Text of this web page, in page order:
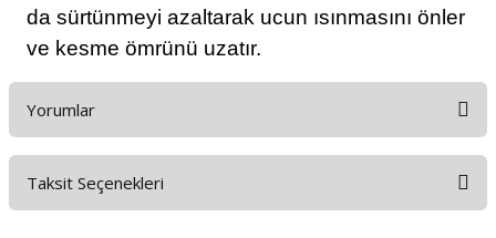
da sürtünmeyi azaltarak ucun ısınmasını önler
ve kesme ömrünü uzatır.
Yorumlar
Taksit Seçenekleri